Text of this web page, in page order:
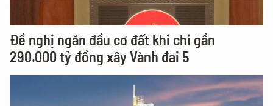
Đề nghị ngăn đầu cơ đất khi chi gần
290.000 tỷ đồng xây Vành đai 5